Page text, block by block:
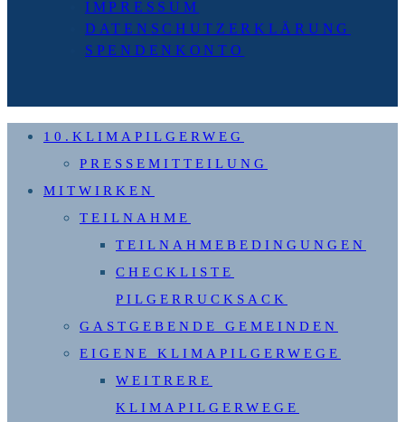
IMPRESSUM
DATENSCHUTZERKLÄRUNG
SPENDENKONTO
10.KLIMAPILGERWEG
PRESSEMITTEILUNG
MITWIRKEN
TEILNAHME
TEILNAHMEBEDINGUNGEN
CHECKLISTE
PILGERRUCKSACK
GASTGEBENDE GEMEINDEN
EIGENE KLIMAPILGERWEGE
WEITRERE
KLIMAPILGERWEGE